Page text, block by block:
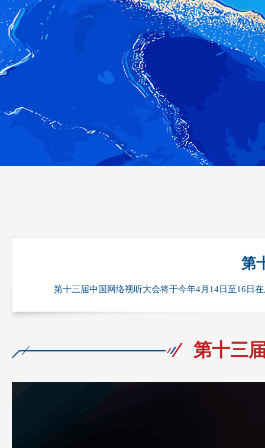
CCTV.节目官网 节目单 栏目 片库 热
第
第十三届中国网络视听大会将于今年4月14日至16日
第十三